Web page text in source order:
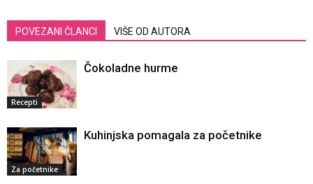
POVEZANI ČLANCI VIŠE OD AUTORA
Recepti
Čokoladne hurme
Za početnike
Kuhinjska pomagala za početnike